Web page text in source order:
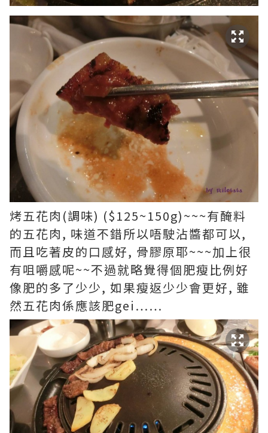
烤五花肉(調味) ($125~150g)~~~有醃料
的五花肉, 味道不錯所以唔駛沾醬都可以,
而且吃著皮的口感好, 骨膠原耶~~~加上很
有咀嚼感呢~~不過就略覺得個肥瘦比例好
像肥的多了少少, 如果瘦返少少會更好, 雖
然五花肉係應該肥gei……